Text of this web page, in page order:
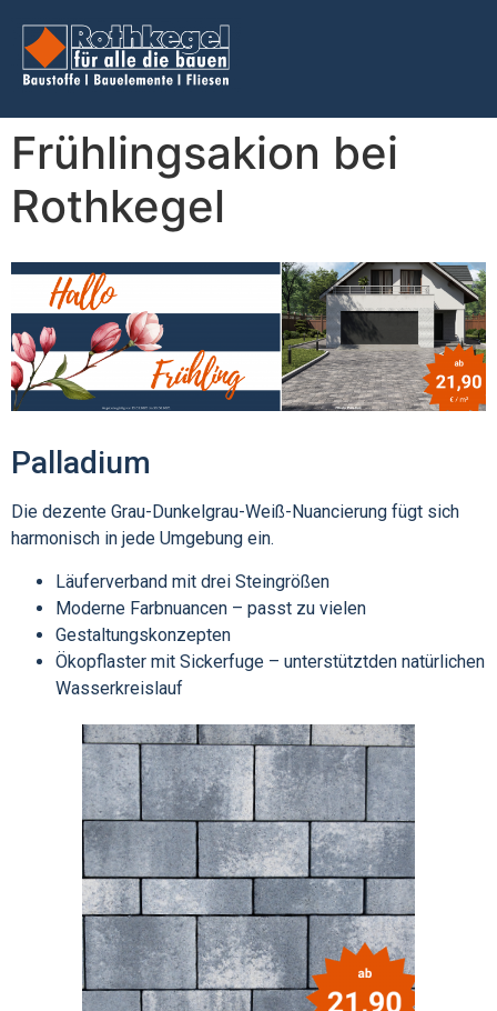
Frühlingsakion bei
Rothkegel
Palladium
Die dezente Grau-Dunkelgrau-Weiß-Nuancierung fügt sich
harmonisch in jede Umgebung ein.
Läuferverband mit drei Steingrößen
Moderne Farbnuancen – passt zu vielen
Gestaltungskonzepten
Ökopflaster mit Sickerfuge – unterstütztden natürlichen
Wasserkreislauf